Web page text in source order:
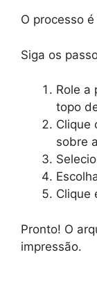
O processo
Siga os
Role a
topo
Clique
sobre
Clique
Pronto! O
impressão.